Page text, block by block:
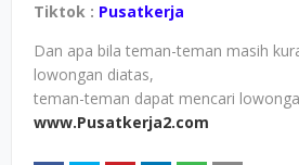
Tiktok : Pusatkerja
Dan apa bila teman-teman masih
lowongan diatas,
teman-teman dapat mencari
www.Pusatkerja2.com